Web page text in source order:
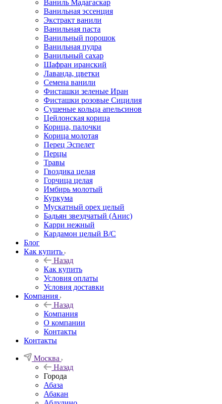
Ваниль Мадагаскар
Ванильная эссенция
Экстракт ванили
Ванильная паста
Ванильный порошок
Ванильная пудра
Ванильный сахар
Шафран иранский
Лаванда, цветки
Семена ванили
Фисташки зеленые Иран
Фисташки розовые Сицилия
Сушеные кольца апельсинов
Цейлонская корица
Корица, палочки
Корица молотая
Перец Эспелет
Перцы
Травы
Гвоздика целая
Горчица целая
Имбирь молотый
Куркума
Мускатный орех целый
Бадьян звездчатый (Анис)
Карри нежный
Кардамон целый В/С
Блог
Как купить
Назад
Как купить
Условия оплаты
Условия доставки
Компания
Назад
Компания
О компании
Контакты
Контакты
Москва
Назад
Города
Абаза
Абакан